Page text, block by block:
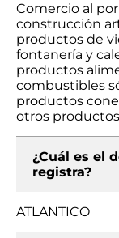
Comercio al
construcción
productos de
fontanería y
productos
combustibles
productos
otros
¿Cuál es el
registra?
ATLANTICO